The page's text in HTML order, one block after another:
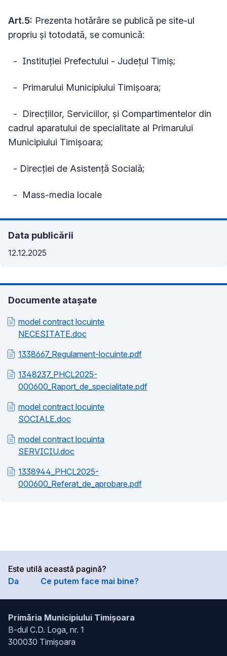
Art.5: Prezenta hotărâre se publică pe site-ul
propriu și totodată, se comunică:
- Instituţiei Prefectului - Judeţul Timiş;
- Primarului Municipiului Timişoara;
- Direcțiilor, Serviciilor, și Compartimentelor din
cadrul aparatului de specialitate al Primarului
Municipiului Timișoara;
- Direcției de Asistență Socială;
- Mass-media locale
Data publicării
12.12.2025
Documente atașate
model contract locuinte
NECESITATE.doc
1338667_Regulament-locuinte.pdf
1348237_PHCL2025-
000600_Raport_de_specialitate.pdf
model contract locuinte
SOCIALE.doc
model contract locuinta
SERVICIU.doc
1338944_PHCL2025-
000600_Referat_de_aprobare.pdf
Este utilă această pagină?
Da
Ce putem face mai bine?
Primăria Municipiului Timișoara
B-dul C.D. Loga, nr. 1
300030 Timișoara